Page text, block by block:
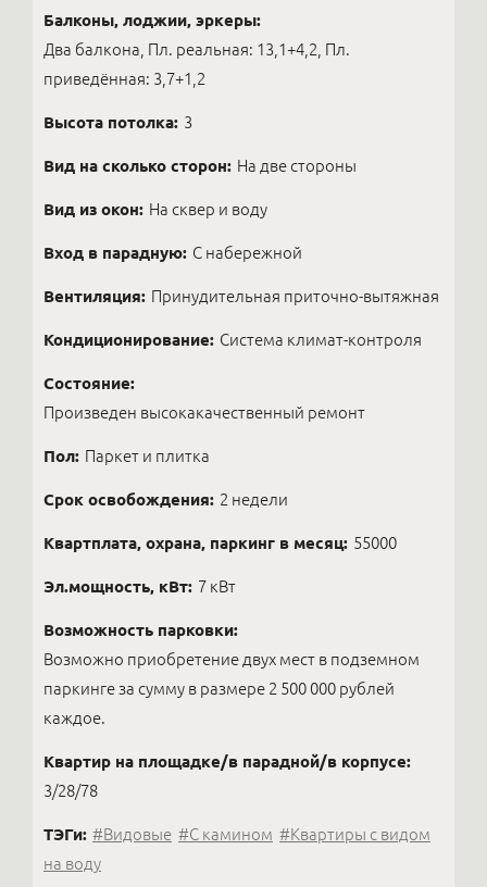
Балконы, лоджии, эркеры:
Два балкона, Пл. реальная: 13,1+4,2, Пл.
приведённая: 3,7+1,2
Высота потолка: 3
Вид на сколько сторон: На две стороны
Вид из окон: На сквер и воду
Вход в парадную: С набережной
Вентиляция: Принудительная приточно-вытяжная
Кондиционирование: Система климат-контроля
Состояние:
Произведен высокакачественный ремонт
Пол: Паркет и плитка
Срок освобождения: 2 недели
Квартплата, охрана, паркинг в месяц: 55000
Эл.мощность, кВт: 7 кВт
Возможность парковки:
Возможно приобретение двух мест в подземном
паркинге за сумму в размере 2 500 000 рублей
каждое.
Квартир на площадке/в парадной/в корпусе:
3/28/78
ТЭГи: #Видовые #С камином #Квартиры с видом
на воду